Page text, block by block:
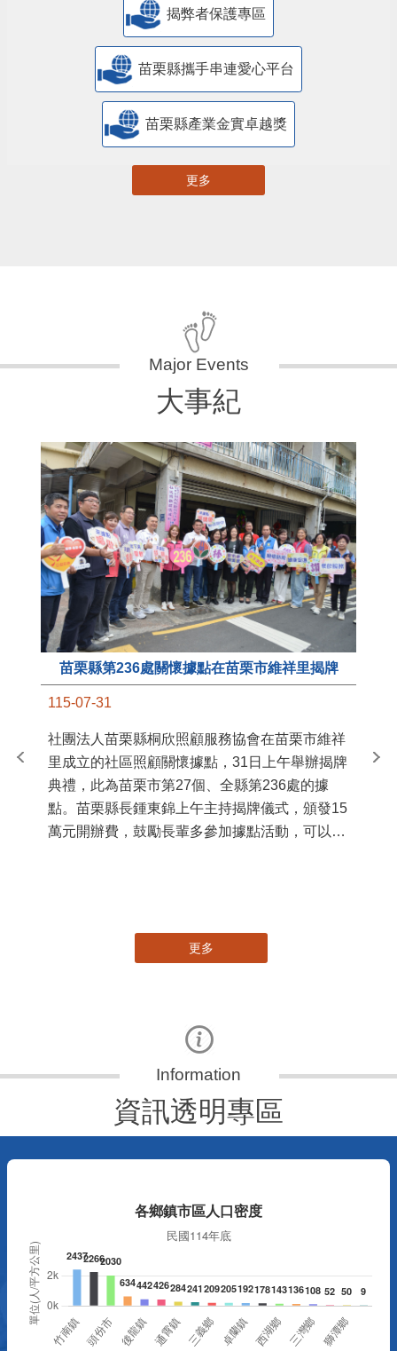
揭弊者保護專區
苗栗縣攜手串連愛心平台
苗栗縣產業金實卓越獎
更多
大事紀
苗栗縣第236處關懷據點在苗栗市維祥里揭牌
115-07-31
社團法人苗栗縣桐欣照顧服務協會在苗栗市維祥
里成立的社區照顧關懷據點，31日上午舉辦揭牌
典禮，此為苗栗市第27個、全縣第236處的據
點。苗栗縣長鍾東錦上午主持揭牌儀式，頒發15
萬元開辦費，鼓勵長輩多參加據點活動，可以更
苗
更多
資訊透明專區